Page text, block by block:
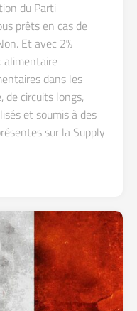
du Parti
prêts en cas de
Et avec 2%
alimentaire
dans les
de circuits longs,
et soumis à des
sur la Supply